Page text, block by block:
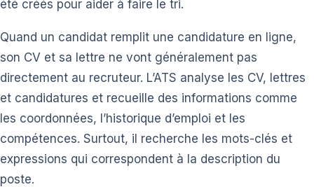
été créés pour aider à faire le tri.
Quand un candidat remplit une candidature en ligne,
son CV et sa lettre ne vont généralement pas
directement au recruteur. L’ATS analyse les CV, lettres
et candidatures et recueille des informations comme
les coordonnées, l’historique d’emploi et les
compétences. Surtout, il recherche les mots-clés et
expressions qui correspondent à la description du
poste.